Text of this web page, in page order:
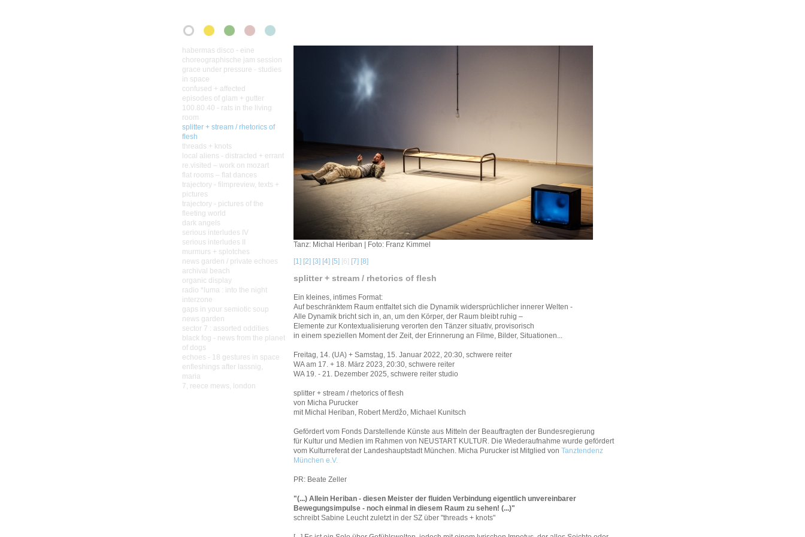
habermas disco - eine
choreographische jam session
grace under pressure - studies
in space
confused + affected
episodes of glam + gutter
100.80.40 - rats in the living
room
splitter + stream / rhetorics of
flesh
threads + knots
local aliens - distracted + errant
re.visited – work on mozart
flat rooms – flat dances
trajectory - filmpreview, texts +
pictures
trajectory - pictures of the
fleeting world
dark angels
serious interludes IV
serious interludes II
murmurs + splotches
news garden / private echoes
archival beach
organic display
radio *luma : into the night
interzone
gaps in your semiotic soup
news garden
sector 7 : assorted oddities
black fog - news from the planet
of dogs
echoes - 18 gestures in space
enfleshings after lassnig,
maria
7, reece mews, london
Tanz: Michal Heriban | Foto: Franz Kimmel
[1] [2] [3] [4] [5] [6] [7] [8]
splitter + stream / rhetorics of flesh
Ein kleines, intimes Format:
Auf beschränktem Raum entfaltet sich die Dynamik widersprüchlicher innerer Welten -
Alle Dynamik bricht sich in, an, um den Körper, der Raum bleibt ruhig –
Elemente zur Kontextualisierung verorten den Tänzer situativ, provisorisch
in einem speziellen Moment der Zeit, der Erinnerung an Filme, Bilder, Situationen...
Freitag, 14. (UA) + Samstag, 15. Januar 2022, 20:30, schwere reiter
WA am 17. + 18. März 2023, 20:30, schwere reiter
WA 19. - 21. Dezember 2025, schwere reiter studio
splitter + stream / rhetorics of flesh
von Micha Purucker
mit Michal Heriban, Robert Merdžo, Michael Kunitsch
Gefördert vom Fonds Darstellende Künste aus Mitteln der Beauftragten der Bundesregierung
für Kultur und Medien im Rahmen von NEUSTART KULTUR. Die Wiederaufnahme wurde gefördert
vom Kulturreferat der Landeshauptstadt München. Micha Purucker ist Mitglied von Tanztendenz
München e.V.
PR: Beate Zeller
"(...) Allein Heriban - diesen Meister der fluiden Verbindung eigentlich unvereinbarer
Bewegungsimpulse - noch einmal in diesem Raum zu sehen! (...)"
schreibt Sabine Leucht zuletzt in der SZ über "threads + knots"